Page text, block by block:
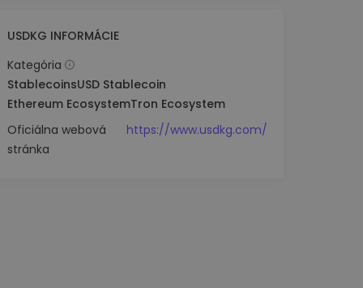
USDKG INFORMÁCIE
Kategória
StablecoinsUSD Stablecoin
Ethereum EcosystemTron Ecosystem
Oficiálna webová
stránka
https://www.usdkg.com/